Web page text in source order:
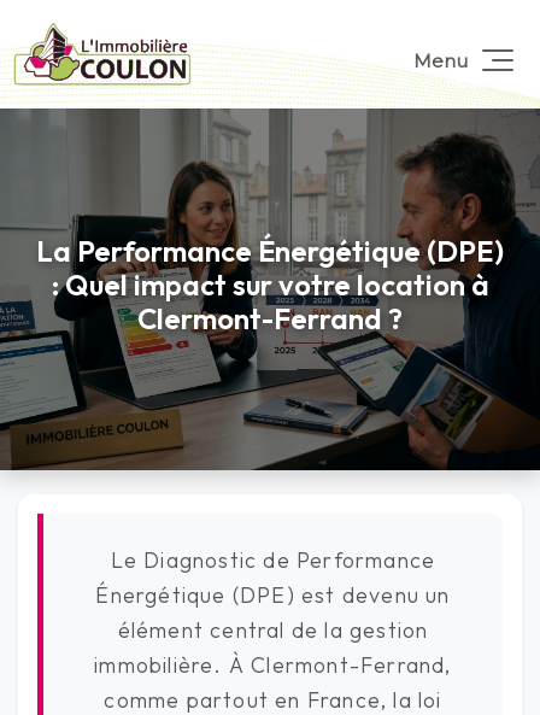
Menu
La Performance Énergétique (DPE)
: Quel impact sur votre location à
Clermont-Ferrand ?
Le Diagnostic de Performance
Énergétique (DPE) est devenu un
élément central de la gestion
immobilière. À Clermont-Ferrand,
comme partout en France, la loi